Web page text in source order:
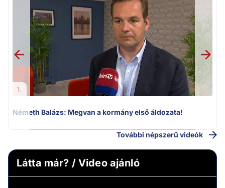
1.
Németh Balázs: Megvan a kormány első áldozata!
További népszerű videók
Látta már? / Video ajánló